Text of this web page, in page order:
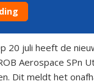
20 juli heeft de
Aerospace SPn
Dit meldt het